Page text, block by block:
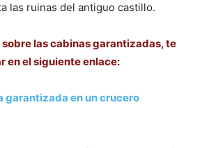
las ruinas del antiguo castillo.
sobre las cabinas garantizadas, te
en el siguiente enlace:
garantizada en un crucero